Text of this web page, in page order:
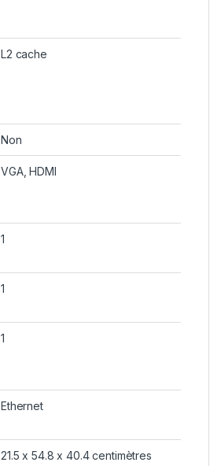
L2 cache
Non
VGA, HDMI
1
1
1
Ethernet
21.5 x 54.8 x 40.4 centimètres